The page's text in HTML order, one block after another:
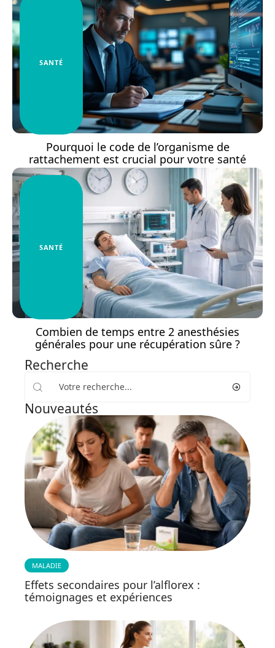
SANTÉ
Pourquoi le code de l’organisme de
rattachement est crucial pour votre santé
SANTÉ
Combien de temps entre 2 anesthésies
générales pour une récupération sûre ?
Recherche
Nouveautés
MALADIE
Effets secondaires pour l’alflorex :
témoignages et expériences